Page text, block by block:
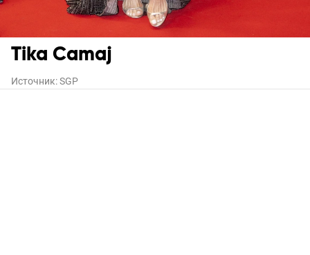
Tika Camaj
Источник:SGP